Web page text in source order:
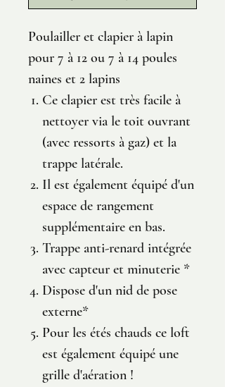
Poulailler et clapier à lapin
pour 7 à 12 ou 7 à 14 poules
naines et 2 lapins
Ce clapier est très facile à
nettoyer via le toit ouvrant
(avec ressorts à gaz) et la
trappe latérale.
Il est également équipé d'un
espace de rangement
supplémentaire en bas.
Trappe anti-renard intégrée
avec capteur et minuterie *
Dispose d'un nid de pose
externe*
Pour les étés chauds ce loft
est également équipé une
grille d'aération !